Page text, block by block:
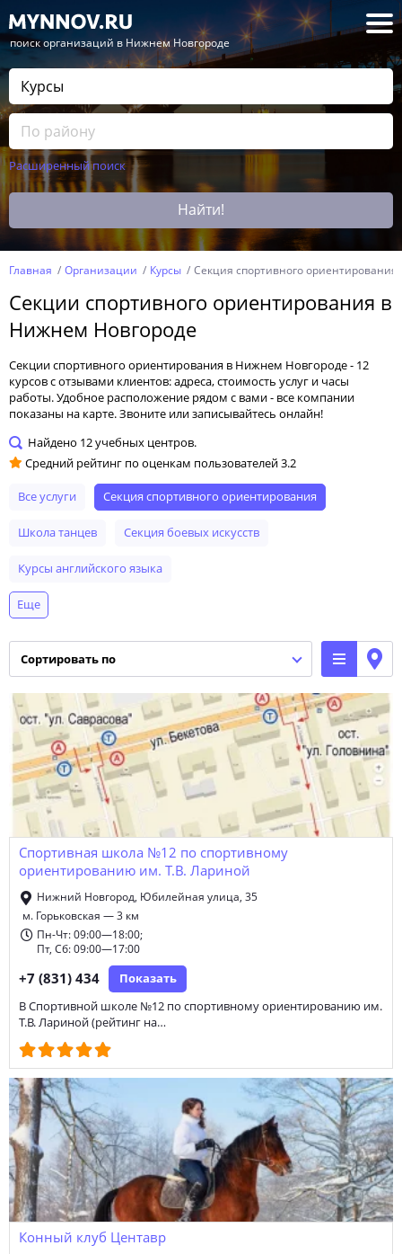
— поиск организаций в Нижнем Новгороде
Расширенный поиск
Найти!
Главная Организации Курсы Секция спортивного ориентирования
Секции спортивного ориентирования в
Нижнем Новгороде
Секции спортивного ориентирования в Нижнем Новгороде - 12
курсов с отзывами клиентов: адреса, стоимость услуг и часы
работы. Удобное расположение рядом с вами - все компании
показаны на карте. Звоните или записывайтесь онлайн!
Найдено 12 учебных центров.
Средний рейтинг по оценкам пользователей 3.2
Все услуги секция спортивного ориентирования
школа танцев секция боевых искусств
курсы английского языка
курсы повышения квалификации
курсы мастеров салонов красоты
классы иностранных языков автошкола
подготовка к экзаменам танцы для детей
курсы рисования курсы прикладного искусства
секция гимнастики секция футбола подготовка к ЕГЭ
спортивная школа школа современных танцев
подготовка к ОГЭ музыкальные курсы
курсы скорочтения секция бокса
обучение водителей категории В
курсы рукоделия курсы актерского мастерства
секция карате психологические тренинги
основы работы с компьютером
курсы ментальной арифметики
обучение рабочим профессиям курсы китайского языка
школа хип-хопа медицинские курсы
обучение водителей категории A курсы вокала
Еще
сортировать по
Спортивная школа №12 по спортивному
ориентированию им. Т.В. Лариной
Нижний Новгород, Юбилейная улица, 35
м. Горьковская — 3 км
Пн-Чт: 09:00—18:00;
Пт, Сб: 09:00—17:00
+7 (831) 434 Показать
В Спортивной школе №12 по спортивному ориентированию им.
Т.В. Лариной (рейтинг на…
Конный клуб Центавр